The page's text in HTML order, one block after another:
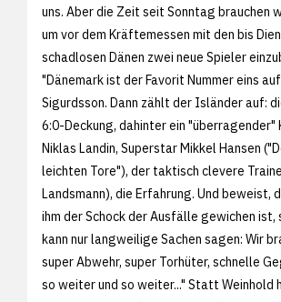
uns. Aber die Zeit seit Sonntag brauchen
um vor dem Kräftemessen mit den bis
schadlosen Dänen zwei neue Spieler
"Dänemark ist der Favorit Nummer eins
Sigurdsson. Dann zählt der Isländer auf:
6:0-Deckung, dahinter ein "überragender"
Niklas Landin, Superstar Mikkel Hansen
leichten Tore"), der taktisch clevere
Landsmann), die Erfahrung. Und beweist,
ihm der Schock der Ausfälle gewichen ist,
kann nur langweilige Sachen sagen: Wir
super Abwehr, super Torhüter, schnelle
so weiter und so weiter..." Statt Weinhold